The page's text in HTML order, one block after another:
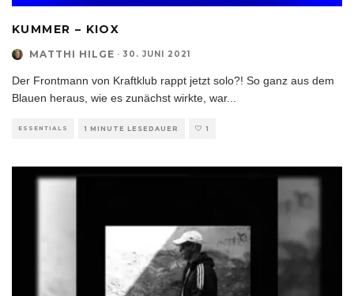
KUMMER – KIOX
MATTHI HILGE · 30. JUNI 2021
Der Frontmann von Kraftklub rappt jetzt solo?! So ganz aus dem
Blauen heraus, wie es zunächst wirkte, war...
ESSENTIALS 1 MINUTE LESEDAUER 1